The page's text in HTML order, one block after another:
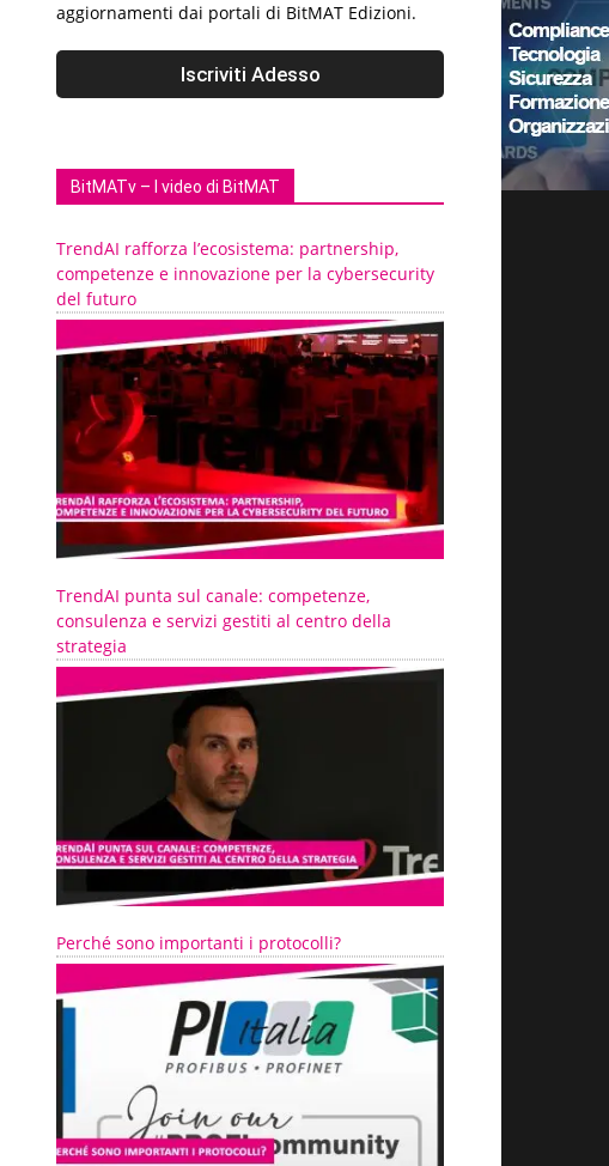
aggiornamenti dai portali di BitMAT Edizioni.
BitMATv – I video di BitMAT
TrendAI rafforza l’ecosistema: partnership,
competenze e innovazione per la cybersecurity
del futuro
TrendAI punta sul canale: competenze,
consulenza e servizi gestiti al centro della
strategia
Perché sono importanti i protocolli?